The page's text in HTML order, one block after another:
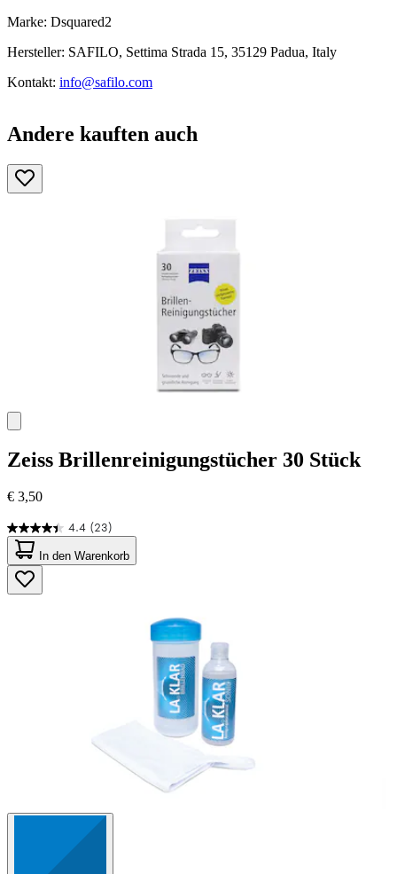
Marke: Dsquared2
Hersteller: SAFILO, Settima Strada 15, 35129 Padua, Italy
Kontakt: info@safilo.com
Andere kauften auch
Zeiss Brillenreinigungstücher 30 Stück
€ 3,50
4.4 (23)
4.4
von
5
Sternen.
23
In den Warenkorb